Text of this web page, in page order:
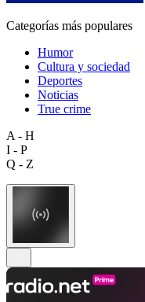
Categorías más populares
Humor
Cultura y sociedad
Deportes
Noticias
True crime
A - H
I - P
Q - Z